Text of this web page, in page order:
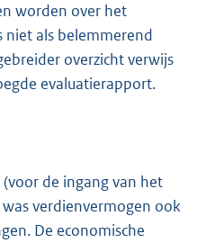
worden over het
niet als belemmerend
overzicht verwijs
evaluatierapport.
de ingang van het
verdienvermogen ook
De economische